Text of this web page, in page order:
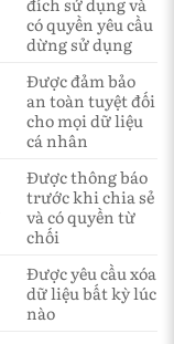
có quyền yêu cầu
dừng sử dụng
Được đảm bảo
an toàn tuyệt đối
cho mọi dữ liệu
cá nhân
Được thông báo
trước khi chia sẻ
và có quyền từ
chối
Được yêu cầu xóa
dữ liệu bất kỳ lúc
nào